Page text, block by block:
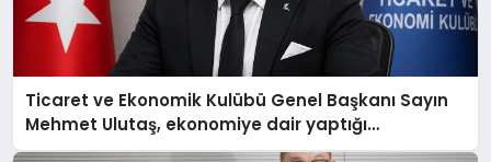
Ticaret ve Ekonomik Kulübü Genel Başkanı Sayın
Mehmet Ulutaş, ekonomiye dair yaptığı
açıklamada şunları kaydetti: